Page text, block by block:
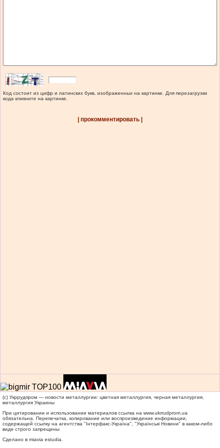
Код состоит из цифр и латинских букв, изображенных на картинке. Для перезагрузки
кода кликните на картинке.
| прокомментировать |
(c) Укррудпром — новости металлургии: цветная металлургия, черная металлургия,
металлургия Украины
При цитировании и использовании материалов ссылка на www.ukrrudprom.ua
обязательна. Перепечатка, копирование или воспроизведение информации,
содержащей ссылку на агентства "Iнтерфакс-Україна", "Українськi Новини" в каком-либо
виде строго запрещены
Сделано в miavia estudia.